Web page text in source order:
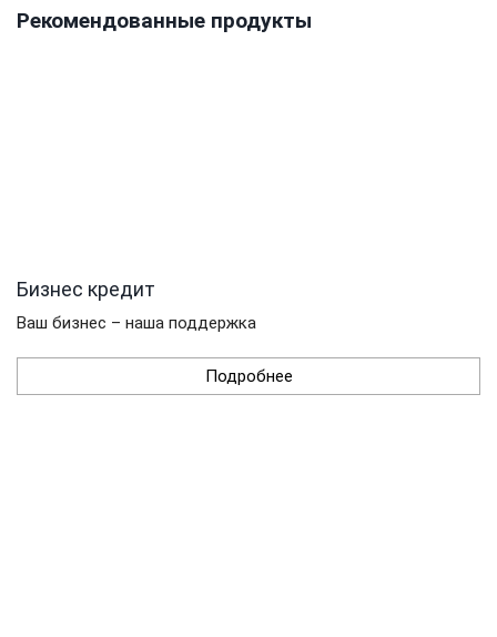
Рекомендованные продукты
Бизнес кредит
Ваш бизнес – наша поддержка
Подробнее